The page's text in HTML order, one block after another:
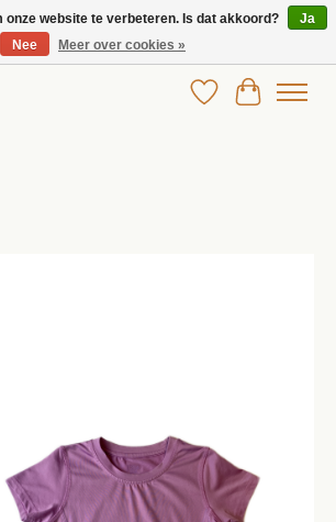
in betaalbare kinderkleding!
Verlanglijst
onze website te verbeteren. Is dat akkoord?
Ja
Nee
Meer over cookies »